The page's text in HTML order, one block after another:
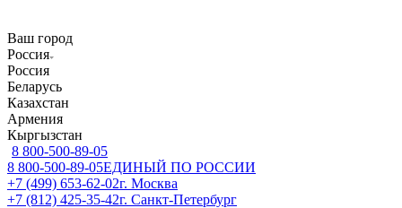
Ваш город
Россия
Россия
Беларусь
Казахстан
Армения
Кыргызстан
8 800-500-89-05
8 800-500-89-05ЕДИНЫЙ ПО РОССИИ
+7 (499) 653-62-02г. Москва
+7 (812) 425-35-42г. Санкт-Петербург